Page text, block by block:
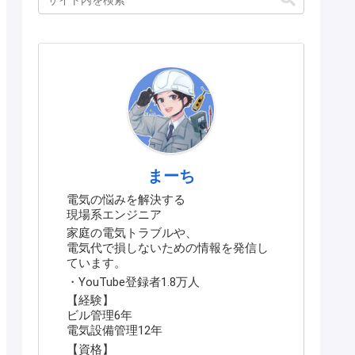
まーち
電気の悩みを解決する
現場系エンジニア
家庭の電気トラブルや、
電気代で損しないための情報を発信し
ています。
・YouTube登録者1.8万人
【経験】
ビル管理6年
電気設備管理12年
【資格】